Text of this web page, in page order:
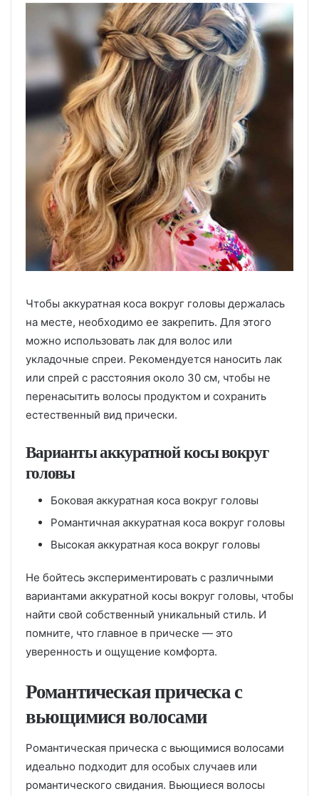
Чтобы аккуратная коса вокруг головы держалась
на месте, необходимо ее закрепить. Для этого
можно использовать лак для волос или
укладочные спреи. Рекомендуется наносить лак
или спрей с расстояния около 30 см, чтобы не
перенасытить волосы продуктом и сохранить
естественный вид прически.
Варианты аккуратной косы вокруг
головы
Боковая аккуратная коса вокруг головы
Романтичная аккуратная коса вокруг головы
Высокая аккуратная коса вокруг головы
Не бойтесь экспериментировать с различными
вариантами аккуратной косы вокруг головы, чтобы
найти свой собственный уникальный стиль. И
помните, что главное в прическе — это
уверенность и ощущение комфорта.
Романтическая прическа с
вьющимися волосами
Романтическая прическа с вьющимися волосами
идеально подходит для особых случаев или
романтического свидания. Вьющиеся волосы